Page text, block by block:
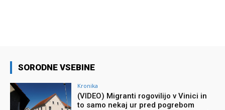
SORODNE VSEBINE
Kronika
(VIDEO) Migranti rogovilijo v Vinici in
to samo nekaj ur pred pogrebom